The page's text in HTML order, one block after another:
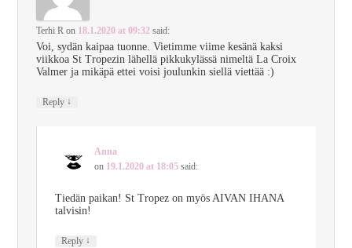
Terhi R on 18.1.2020 at 09:32 said:
Voi, sydän kaipaa tuonne. Vietimme viime kesänä kaksi
viikkoa St Tropezin lähellä pikkukylässä nimeltä La Croix
Valmer ja mikäpä ettei voisi joulunkin siellä viettää :)
Reply ↓
Anna
on 19.1.2020 at 18:05 said:
Tiedän paikan! St Tropez on myös AIVAN IHANA
talvisin!
Reply ↓